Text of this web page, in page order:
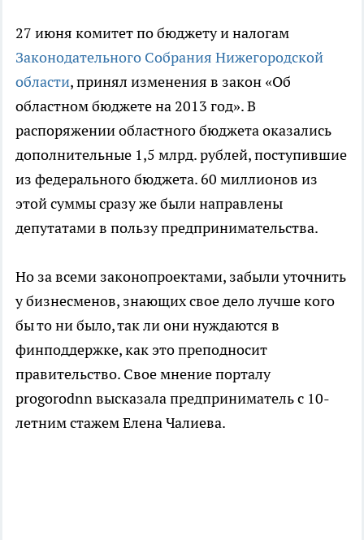
27 июня комитет по бюджету и налогам
Законодательного Собрания Нижегородской
области, принял изменения в закон «Об
областном бюджете на 2013 год». В
распоряжении областного бюджета оказались
дополнительные 1,5 млрд. рублей, поступившие
из федерального бюджета. 60 миллионов из
этой суммы сразу же были направлены
депутатами в пользу предпринимательства.
Но за всеми законопроектами, забыли уточнить
у бизнесменов, знающих свое дело лучше кого
бы то ни было, так ли они нуждаются в
финподдержке, как это преподносит
правительство. Свое мнение порталу
progorodnn высказала предприниматель с 10-
летним стажем Елена Чалиева.